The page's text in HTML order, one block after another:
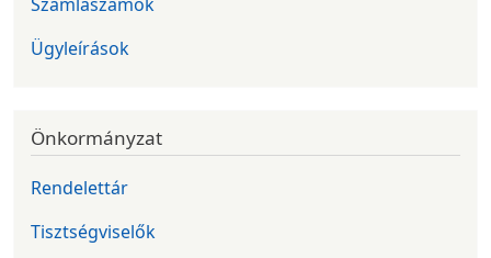
Ügyleírások
Önkormányzat
Rendelettár
Tisztségviselők